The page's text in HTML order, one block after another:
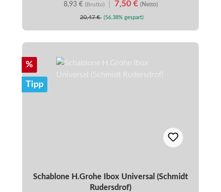
8,93 € (Brutto) 7,50 € (Netto)
20,47 € (56.38% gespart)
Rabatt
%
Tipp
Schablone H.Grohe Ibox Universal (Schmidt
Rudersdrof)